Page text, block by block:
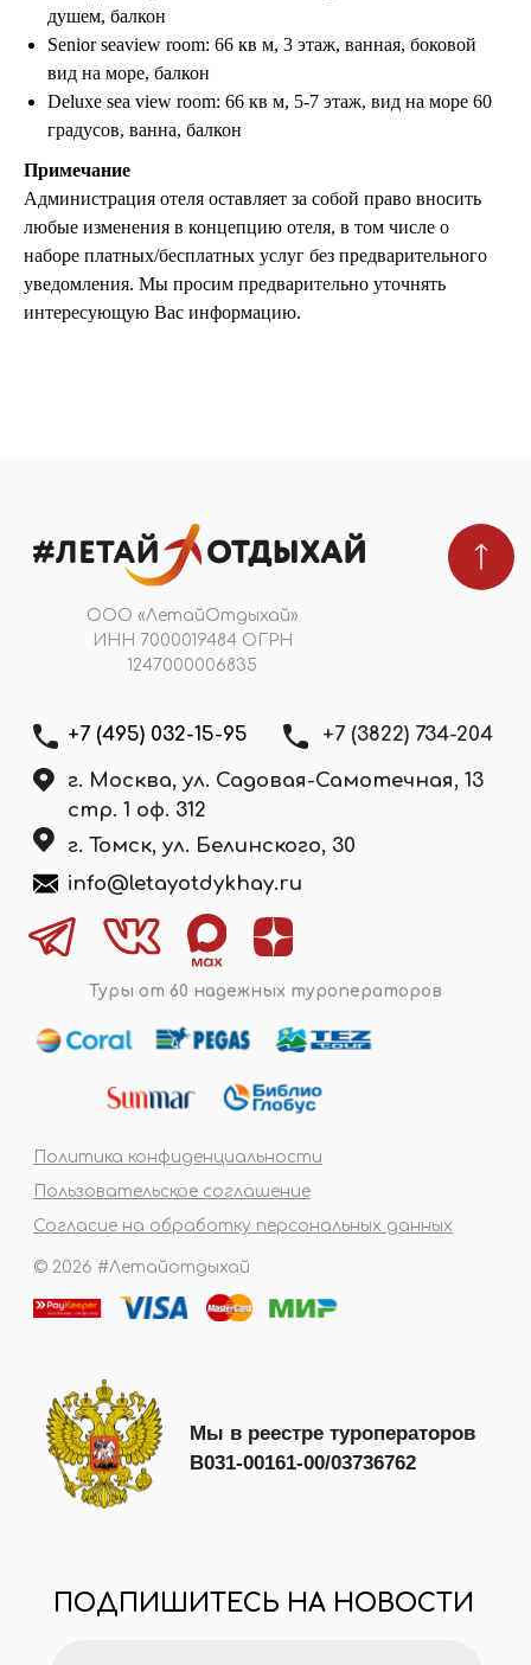
душем, балкон
Senior seaview room: 66 кв м, 3 этаж, ванная, боковой
вид на море, балкон
Deluxe sea view room: 66 кв м, 5-7 этаж, вид на море 60
градусов, ванна, балкон
Примечание
Администрация отеля оставляет за собой право вносить
любые изменения в концепцию отеля, в том числе о
наборе платных/бесплатных услуг без предварительного
уведомления. Мы просим предварительно уточнять
интересующую Вас информацию.
© 2026 #Летайотдыхай
Согласие на обработку персональных данных
Я даю согласие на обработку персональных
в соответствии с
конфиденциальности
Подобрать тур
Мы в реестре туроператоров
В031-00161-00/03736762